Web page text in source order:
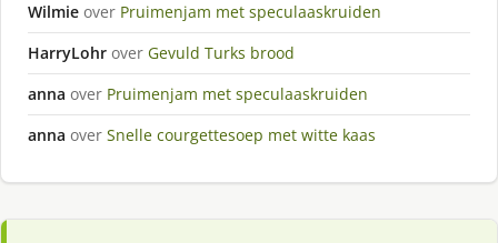
Wilmie over Pruimenjam met speculaaskruiden
HarryLohr over Gevuld Turks brood
anna over Pruimenjam met speculaaskruiden
anna over Snelle courgettesoep met witte kaas